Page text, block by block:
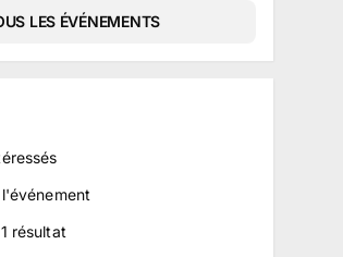
LES ÉVÉNEMENTS
s
1 résultat